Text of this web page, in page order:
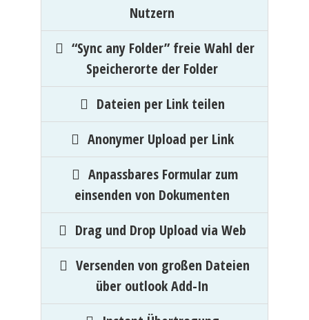
Nutzern
“Sync any Folder” freie Wahl der
Speicherorte der Folder
Dateien per Link teilen
Anonymer Upload per Link
Anpassbares Formular zum
einsenden von Dokumenten
Drag und Drop Upload via Web
Versenden von großen Dateien
über outlook Add-In